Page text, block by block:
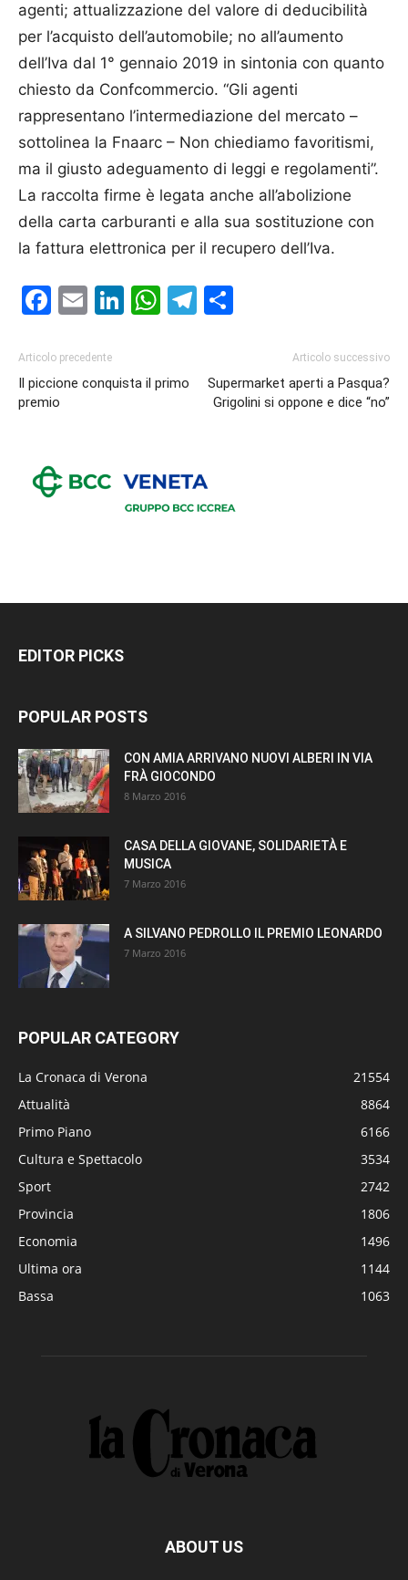
agenti; attualizzazione del valore di deducibilità
per l’acquisto dell’automobile; no all’aumento
dell’Iva dal 1° gennaio 2019 in sintonia con quanto
chiesto da Confcommercio. “Gli agenti
rappresentano l’intermediazione del mercato –
sottolinea la Fnaarc – Non chiediamo favoritismi,
ma il giusto adeguamento di leggi e regolamenti”.
La raccolta firme è legata anche all’abolizione
della carta carburanti e alla sua sostituzione con
la fattura elettronica per il recupero dell’Iva.
Facebook
EmailLinkedIn
WhatsApp
Telegram
Articolo precedente
Il piccione conquista il primo
premio
Articolo successivo
Supermarket aperti a Pasqua?
Grigolini si oppone e dice “no”
EDITOR PICKS
POPULAR POSTS
CON AMIA ARRIVANO NUOVI ALBERI IN VIA
FRÀ GIOCONDO
8 Marzo 2016
CASA DELLA GIOVANE, SOLIDARIETÀ E
MUSICA
7 Marzo 2016
A SILVANO PEDROLLO IL PREMIO LEONARDO
7 Marzo 2016
POPULAR CATEGORY
La Cronaca di Verona
21554
Attualità
8864
Primo Piano
6166
Cultura e Spettacolo
3534
Sport
2742
Provincia
1806
Economia
1496
Ultima ora
1144
Bassa
1063
ABOUT US